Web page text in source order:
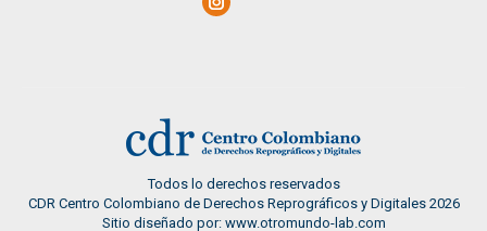
Instagram
Todos lo derechos reservados
CDR Centro Colombiano de Derechos Reprográficos y Digitales 2026
Sitio diseñado por: www.otromundo-lab.com